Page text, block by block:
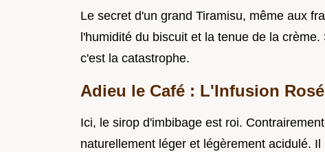
Le secret d'un grand Tiramisu, même aux
l'humidité du biscuit et la tenue de la
c'est la catastrophe.
Adieu le Café : L'Infusion
Ici, le sirop d'imbibage est roi.
naturellement léger et légèrement acidulé.